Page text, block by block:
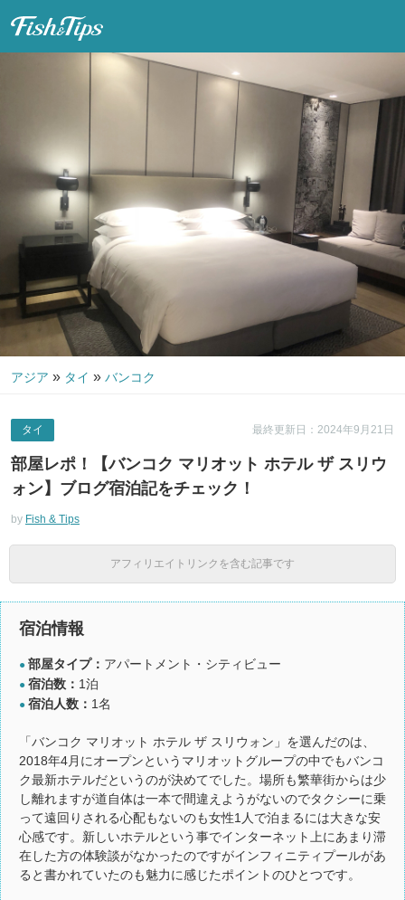
アジア » タイ » バンコク
最終更新日：2024年9月21日
タイ
部屋レポ！【バンコク マリオット ホテル ザ スリウ
ォン】ブログ宿泊記をチェック！
by Fish & Tips
アフィリエイトリンクを含む記事です
宿泊情報
● 部屋タイプ： アパートメント・シティビュー
● 宿泊数： 1泊
● 宿泊人数： 1名
「バンコク マリオット ホテル ザ スリウォン」を選んだのは、
2018年4月にオープンというマリオットグループの中でもバンコ
ク最新ホテルだというのが決めてでした。場所も繁華街からは少
し離れますが道自体は一本で間違えようがないのでタクシーに乗
って遠回りされる心配もないのも女性1人で泊まるには大きな安
心感です。新しいホテルという事でインターネット上にあまり滞
在した方の体験談がなかったのですがインフィニティプールがあ
ると書かれていたのも魅力に感じたポイントのひとつです。